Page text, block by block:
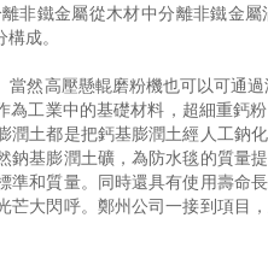
非鐵金屬從木材中分離非鐵金
成。
然高壓懸輥磨粉機也可以可通
工業中的基礎材料，超細重鈣
土都是把鈣基膨潤土經人工鈉
基膨潤土礦，為防水毯的質量
和質量。同時還具有使用壽命
大閃呼。鄭州公司一接到項目